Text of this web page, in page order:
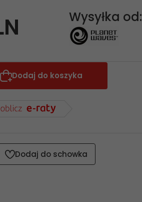
Wysyłka od:
Dodaj do koszyka
Dodaj do schowka